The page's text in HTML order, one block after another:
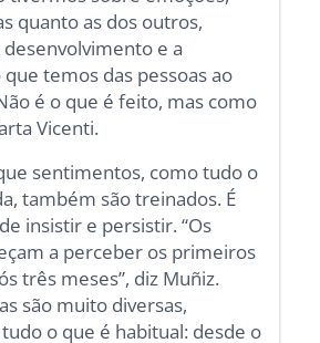
quanto as dos outros,
e a
temos das pessoas ao
é o que é feito, mas como
Vicenti.
sentimentos, como tudo o
também são treinados. É
insistir e persistir. “Os
a perceber os primeiros
três meses”, diz Muñiz.
são muito diversas,
o que é habitual: desde o